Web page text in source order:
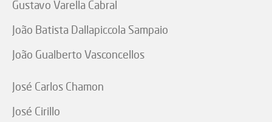
Gustavo Varella Cabral
João Batista Dallapiccola Sampaio
João Gualberto Vasconcellos
José Carlos Chamon
José Cirillo